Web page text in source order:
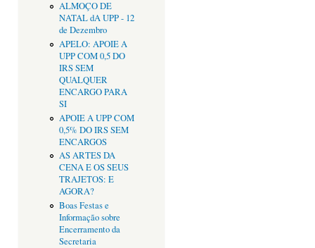
ALMOÇO DE
NATAL dA UPP - 12
de Dezembro
APELO: APOIE A
UPP COM 0,5 DO
IRS SEM
QUALQUER
ENCARGO PARA
SI
APOIE A UPP COM
0,5% DO IRS SEM
ENCARGOS
AS ARTES DA
CENA E OS SEUS
TRAJETOS: E
AGORA?
Boas Festas e
Informação sobre
Encerramento da
Secretaria